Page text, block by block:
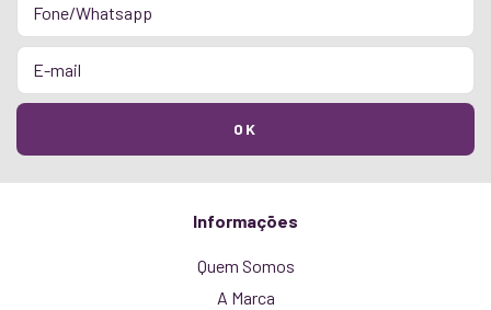
Informações
Quem Somos
A Marca